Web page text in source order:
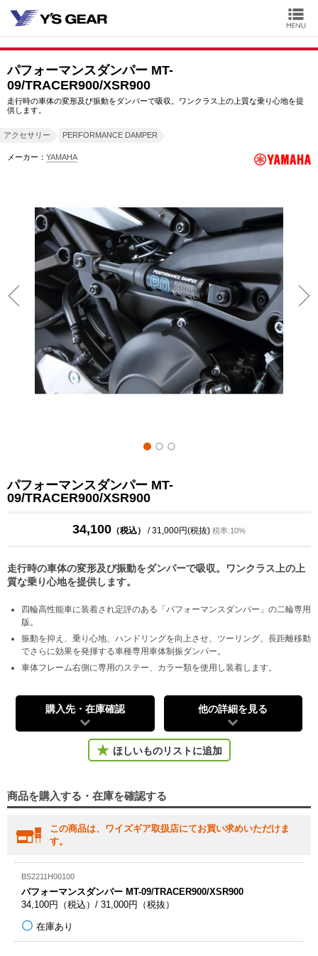
パフォーマンスダンパー MT-
09/TRACER900/XSR900
走行時の車体の変形及び振動をダンパーで吸収。ワンクラス上の上質な乗り心地を提
供します。
アクセサリー PERFORMANCE DAMPER
メーカー： YAMAHA
パフォーマンスダンパー MT-
09/TRACER900/XSR900
34,100 （税込） / 31,000円(税抜) 税率:10%
走行時の車体の変形及び振動をダンパーで吸収。ワンクラス上の上
質な乗り心地を提供します。
四輪高性能車に装着され定評のある「パフォーマンスダンパー」の二輪専用
版。
振動を抑え、乗り心地、ハンドリングを向上させ、ツーリング、長距離移動
でさらに効果を発揮する車種専用車体制振ダンパー。
車体フレーム右側に専用のステー、カラー類を使用し装着します。
購入先・在庫確認 他の詳細を見る
ほしいものリストに追加
商品を購入する・在庫を確認する
この商品は、ワイズギア取扱店にてお買い求めいただけま
す。
BS2211H00100
パフォーマンスダンパー MT-09/TRACER900/XSR900
34,100円（税込）/ 31,000円（税抜）
在庫あり